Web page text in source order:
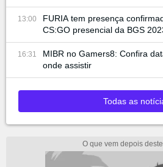
13:00
FURIA tem presença
CS:GO presencial da BGS
16:31
MIBR no Gamers8: Confira
onde assistir
Todas as